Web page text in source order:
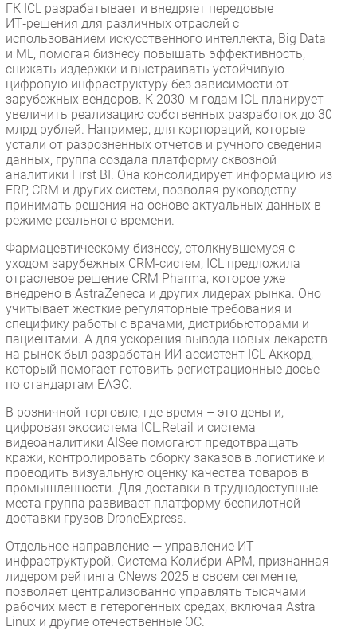
ГК ICL разрабатывает и внедряет передовые
ИТ‑решения для различных отраслей с
использованием искусственного интеллекта, Big Data
и ML, помогая бизнесу повышать эффективность,
снижать издержки и выстраивать устойчивую
цифровую инфраструктуру без зависимости от
зарубежных вендоров. К 2030-м годам ICL планирует
увеличить реализацию собственных разработок до 30
млрд рублей. Например, для корпораций, которые
устали от разрозненных отчетов и ручного сведения
данных, группа создала платформу сквозной
аналитики First BI. Она консолидирует информацию из
ERP, CRM и других систем, позволяя руководству
принимать решения на основе актуальных данных в
режиме реального времени.
Фармацевтическому бизнесу, столкнувшемуся с
уходом зарубежных CRM-систем, ICL предложила
отраслевое решение CRM Pharma, которое уже
внедрено в AstraZeneca и других лидерах рынка. Оно
учитывает жесткие регуляторные требования и
специфику работы с врачами, дистрибьюторами и
пациентами. А для ускорения вывода новых лекарств
на рынок был разработан ИИ-ассистент ICL Аккорд,
который помогает готовить регистрационные досье
по стандартам ЕАЭС.
В розничной торговле, где время – это деньги,
цифровая экосистема ICL.Retail и система
видеоаналитики AISee помогают предотвращать
кражи, контролировать сборку заказов в логистике и
проводить визуальную оценку качества товаров в
промышленности. Для доставки в труднодоступные
места группа развивает платформу беспилотной
доставки грузов DroneExpress.
Отдельное направление — управление ИТ-
инфраструктурой. Система Колибри-АРМ, признанная
лидером рейтинга CNews 2025 в своем сегменте,
позволяет централизованно управлять тысячами
рабочих мест в гетерогенных средах, включая Astra
Linux и другие отечественные ОС.